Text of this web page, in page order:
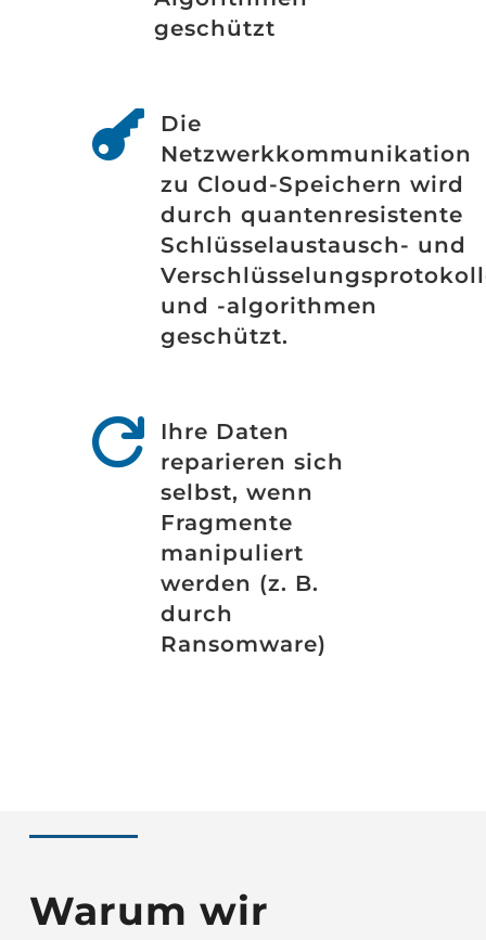
geschützt

Die
Netzwerkkommunikation
zu Cloud-Speichern wird
durch quantenresistente
Schlüsselaustausch- und
und -algorithmen
geschützt.

Ihre Daten
reparieren sich
selbst, wenn
Fragmente
manipuliert
werden (z. B.
durch
Ransomware)
Warum wir